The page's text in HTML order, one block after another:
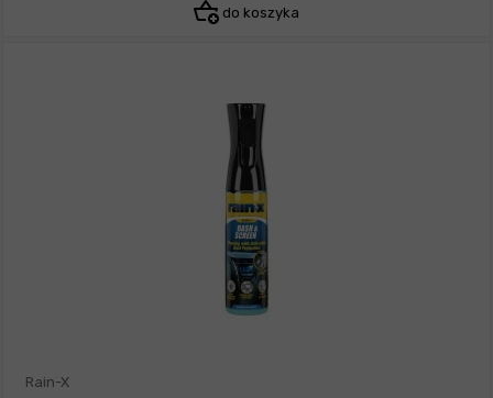
do koszyka
Rain-X